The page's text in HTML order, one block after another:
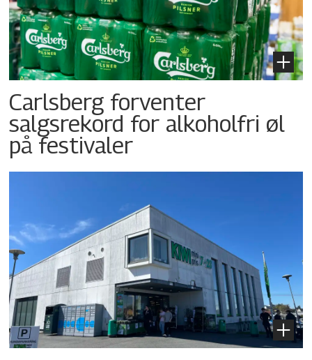
Carlsberg forventer
salgsrekord for alkoholfri øl
på festivaler